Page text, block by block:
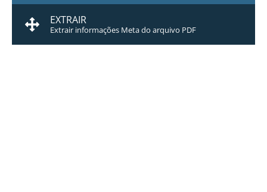
EXTRAIR
Extrair informações Meta do arquivo PDF